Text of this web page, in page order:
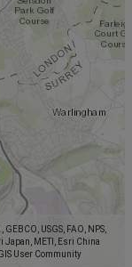
USGS, FAO, NPS,
Japan, METI, Esri China
User Community